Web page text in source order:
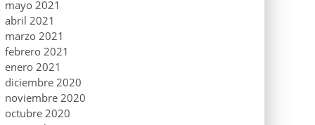
mayo 2021
abril 2021
marzo 2021
febrero 2021
enero 2021
diciembre 2020
noviembre 2020
octubre 2020